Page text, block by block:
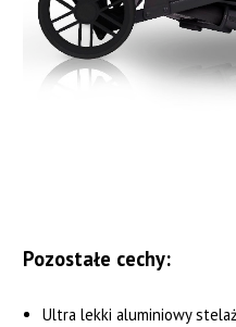
Pozostałe cechy:
Ultra lekki aluminiowy stelaż